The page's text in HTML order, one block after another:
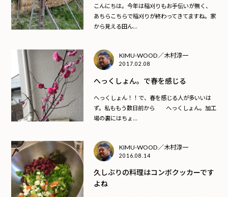
こんにちは。今年は稲刈りもお手伝いが無く、
あちらこちらで稲刈りが終わってきてますね。家
から見える田ん...
KIMU-WOOD／木村淳一
2017.02.08
へっくしょん。で春を感じる
へっくしょん！！で、春を感じる人が多いいは
ず。私ももう数日前から へっくしょん。加工
場の裏にはちょ...
KIMU-WOOD／木村淳一
2016.08.14
久しぶりの料理はコンボクッカーです
よね